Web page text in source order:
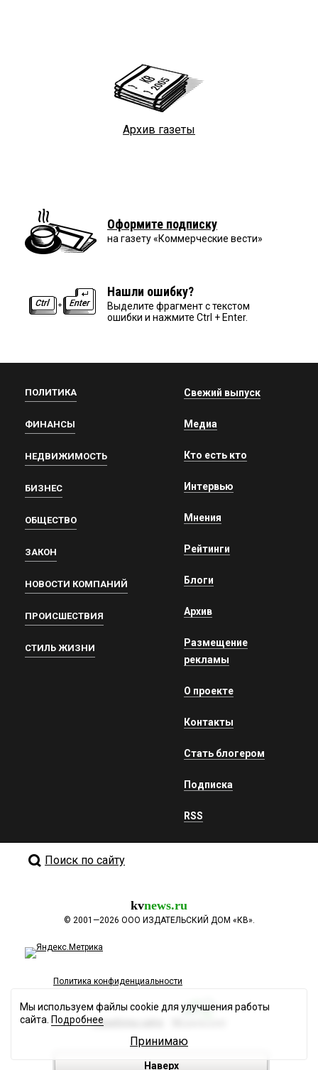
Архив газеты
Оформите подписку
на газету «Коммерческие вести»
Нашли ошибку?
Выделите фрагмент с текстом
ошибки и нажмите Ctrl + Enter.
ПОЛИТИКА
ФИНАНСЫ
НЕДВИЖИМОСТЬ
БИЗНЕС
ОБЩЕСТВО
ЗАКОН
НОВОСТИ КОМПАНИЙ
ПРОИСШЕСТВИЯ
СТИЛЬ ЖИЗНИ
Свежий выпуск
Медиа
Кто есть кто
Интервью
Мнения
Рейтинги
Блоги
Архив
Размещение
рекламы
О проекте
Контакты
Стать блогером
Подписка
RSS
Поиск по сайту
kvnews.ru
© 2001—2026 ООО ИЗДАТЕЛЬСКИЙ ДОМ «КВ».
Политика конфиденциальности
Разработка сайта
Наверх
Мы используем файлы cookie для улучшения работы
сайта. Подробнее
Принимаю